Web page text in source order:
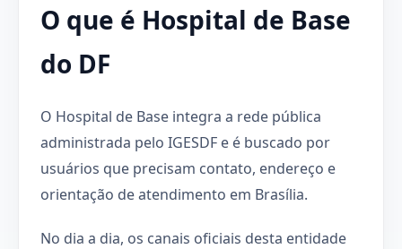
O que é Hospital de Base
do DF
O Hospital de Base integra a rede pública
administrada pelo IGESDF e é buscado por
usuários que precisam contato, endereço e
orientação de atendimento em Brasília.
No dia a dia, os canais oficiais desta entidade